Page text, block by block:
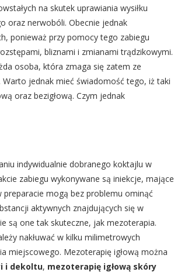
na skutek uprawiania wysiłku
oraz nerwobóli. Obecnie jednak
ponieważ przy pomocy tego zabiegu
bliznami i zmianami trądzikowymi.
osoba, która zmaga się zatem ze
jednak mieć świadomość tego, iż taki
oraz bezigłową. Czym jednak
indywidualnie dobranego koktajlu w
zabiegu wykonywane są iniekcje, mające
mogą bez problemu ominąć
aktywnych znajdujących się w
są one tak skuteczne, jak mezoterapia.
nakłuwać w kilku milimetrowych
miejscowego. Mezoterapię igłową można
i dekoltu, mezoterapię igłową skóry